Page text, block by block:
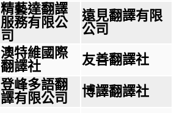
精藝達翻譯
服務有限公
司
遠見翻譯有限
公司
澳特維國際
翻譯社
友善翻譯社
登峰多語翻
譯有限公司
博譯翻譯社